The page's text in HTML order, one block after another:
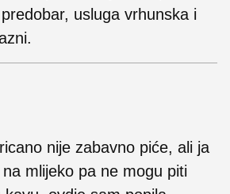
usluga vrhunska i
nije zabavno piće, ali ja
mlijeko pa ne mogu piti